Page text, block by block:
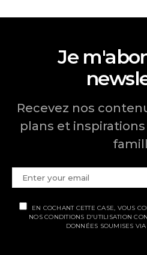
Je
Recevez nos
plans et
EN COCHANT CETTE CASE, VOUS
NOS CONDITIONS D'UTILISATION
DONNÉES SOUMISES